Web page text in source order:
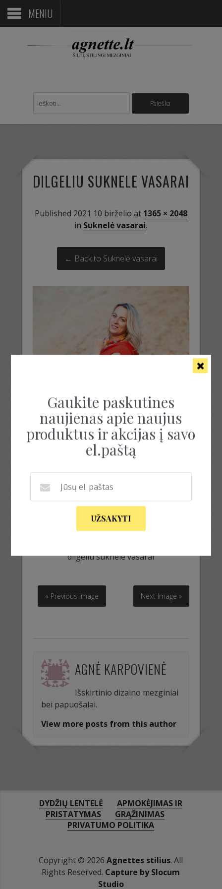
MENIU
DILGELIU SUKNELE VASARAI
Published 2021 10 birželio at 1365 × 2048
in Suknelė vasarai.
← Back to Suknelė vasarai
dilgeliu suknele vasarai
« Previous Image Next Image »
AGNĖ KARPOVIENĖ
Išskirtinio dizaino mezginiai
bei papuošalai.
View more posts from this author
DYDŽIŲ LENTELĖ
APMOKĖJIMAS IR
PRISTATYMAS
GRĄŽINIMAS
PRIVATUMO POLITIKA
Copyright © 2026Agnettes stilius. All
Rights Reserved. Capture by Slocum
Studio
Gaukite paskutines
naujienas apie naujus
produktus ir akcijas į savo
el.paštą
UŽSAKYTI